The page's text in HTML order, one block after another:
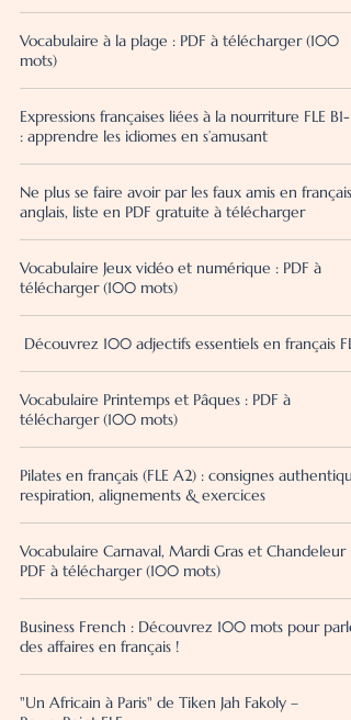
Vocabulaire à la plage : PDF à télécharger (100
mots)
Expressions françaises liées à la nourriture FLE B1-
: apprendre les idiomes en s’amusant
Ne plus se faire avoir par les faux amis en français
anglais, liste en PDF gratuite à télécharger
Vocabulaire Jeux vidéo et numérique : PDF à
télécharger (100 mots)
Découvrez 100 adjectifs essentiels en français
Vocabulaire Printemps et Pâques : PDF à
télécharger (100 mots)
Pilates en français (FLE A2) : consignes
respiration, alignements & exercices
Vocabulaire Carnaval, Mardi Gras et Chandeleur :
PDF à télécharger (100 mots)
Business French : Découvrez 100 mots pour
des affaires en français !
"Un Africain à Paris" de Tiken Jah Fakoly –